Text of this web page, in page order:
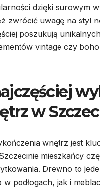
dzięki surowym
zwrócić uwagę na styl
poszukują
vintage czy
w
wnętrz jest
mieszkańcy
Drewno to
podłogach, jak i